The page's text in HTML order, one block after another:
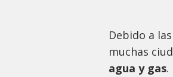
Debido a
muchas
agua y gas.